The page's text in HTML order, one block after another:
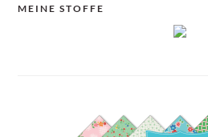
MEINE STOFFE